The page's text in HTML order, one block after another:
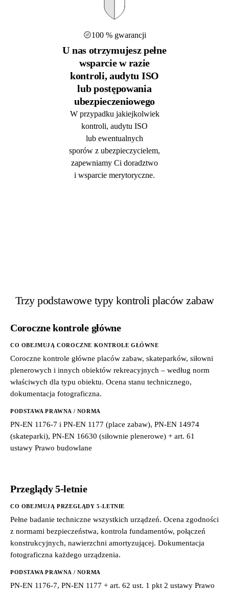
100 % gwarancji
U nas otrzymujesz pełne
wsparcie w razie
kontroli, audytu ISO
lub postępowania
ubezpieczeniowego
W przypadku jakiejkolwiek
kontroli, audytu ISO
lub ewentualnych
sporów z ubezpieczycielem,
zapewniamy Ci doradztwo
i wsparcie merytoryczne.
Trzy podstawowe typy kontroli placów zabaw
Coroczne kontrole główne
CO OBEJMUJĄ COROCZNE KONTROLE GŁÓWNE
Coroczne kontrole główne placów zabaw, skateparków, siłowni
plenerowych i innych obiektów rekreacyjnych – według norm
właściwych dla typu obiektu. Ocena stanu technicznego,
dokumentacja fotograficzna.
PODSTAWA PRAWNA / NORMA
PN-EN 1176-7 i PN-EN 1177 (place zabaw), PN-EN 14974
(skateparki), PN-EN 16630 (siłownie plenerowe) + art. 61
ustawy Prawo budowlane
Przeglądy 5-letnie
CO OBEJMUJĄ PRZEGLĄDY 5-LETNIE
Pełne badanie techniczne wszystkich urządzeń. Ocena zgodności
z normami bezpieczeństwa, kontrola fundamentów, połączeń
konstrukcyjnych, nawierzchni amortyzującej. Dokumentacja
fotograficzna każdego urządzenia.
PODSTAWA PRAWNA / NORMA
PN-EN 1176-7, PN-EN 1177 + art. 62 ust. 1 pkt 2 ustawy Prawo